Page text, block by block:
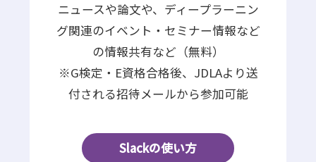
ニュースや論文や、ディープラーニン
グ関連のイベント・セミナー情報など
の情報共有など（無料）
※G検定・E資格合格後、JDLAより送
付される招待メールから参加可能
Slackの使い方